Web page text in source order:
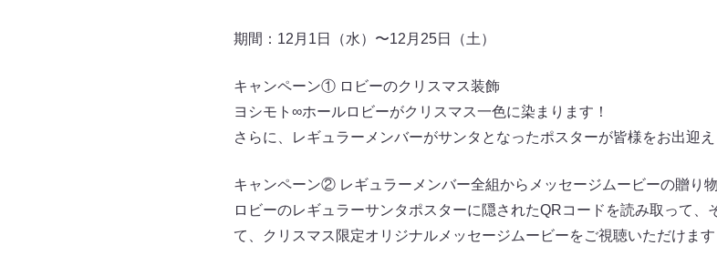
期間：12月1日（水）〜12月25日（土）
キャンペーン① ロビーのクリスマス装飾
ヨシモト∞ホールロビーがクリスマス一色に染まります！
さらに、レギュラーメンバーがサンタとなったポスターが皆様をお出迎え
キャンペーン② レギュラーメンバー全組からメッセージムービーの贈り物
ロビーのレギュラーサンタポスターに隠されたQRコードを読み取って、
て、クリスマス限定オリジナルメッセージムービーをご視聴いただけます